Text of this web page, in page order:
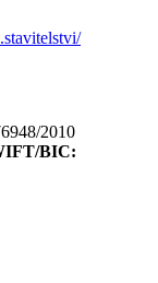
2010
BIC: